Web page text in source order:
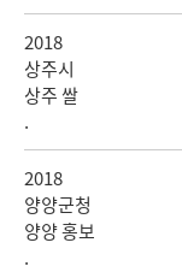
2018
상주시
상주 쌀
.
2018
양양군청
양양 홍보
.